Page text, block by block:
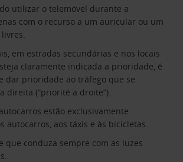
utilizar o telemóvel durante a
com o recurso a um auricular ou um
em estradas secundárias e nos locais
claramente indicada a prioridade, é
dar prioridade ao tráfego que se
direita (“priorité a droite”).
estão exclusivamente
autocarros, aos táxis e às bicicletas.
que conduza sempre com as luzes